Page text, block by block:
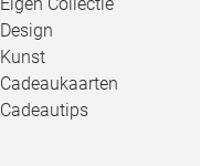
Design
Kunst
Cadeaukaarten
Cadeautips